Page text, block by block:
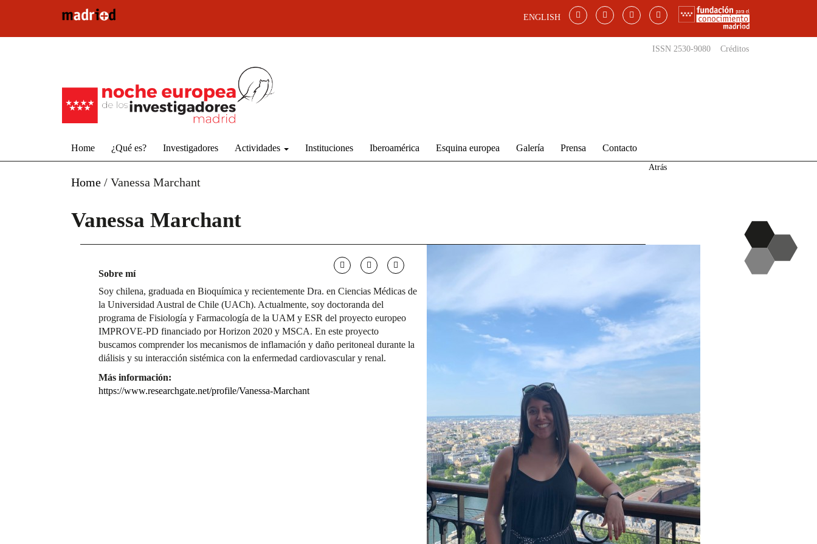
ENGLISH
ISSN 2530-9080 Créditos
Home ¿Qué es? Investigadores Actividades Instituciones Iberoamérica Esquina europea Galería Prensa Contacto
Home / Vanessa Marchant
Atrás
Vanessa Marchant
Sobre mí
Soy chilena, graduada en Bioquímica y recientemente Dra. en Ciencias Médicas de
la Universidad Austral de Chile (UACh). Actualmente, soy doctoranda del
programa de Fisiología y Farmacología de la UAM y ESR del proyecto europeo
IMPROVE-PD financiado por Horizon 2020 y MSCA. En este proyecto
buscamos comprender los mecanismos de inflamación y daño peritoneal durante la
diálisis y su interacción sistémica con la enfermedad cardiovascular y renal.
Más información:
https://www.researchgate.net/profile/Vanessa-Marchant